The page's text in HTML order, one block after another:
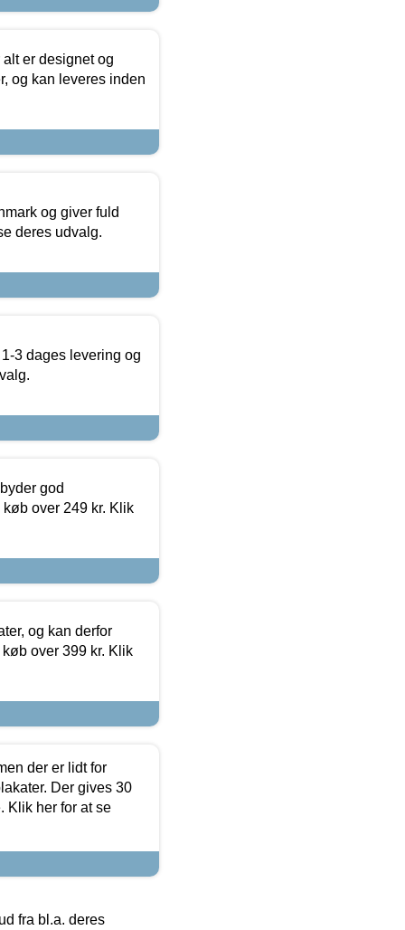
er designet og
og kan leveres inden
og giver fuld
deres udvalg.
3 dages levering og
god
over 249 kr. Klik
og kan derfor
over 399 kr. Klik
der er lidt for
Der gives 30
Klik her for at se
fra bl.a. deres